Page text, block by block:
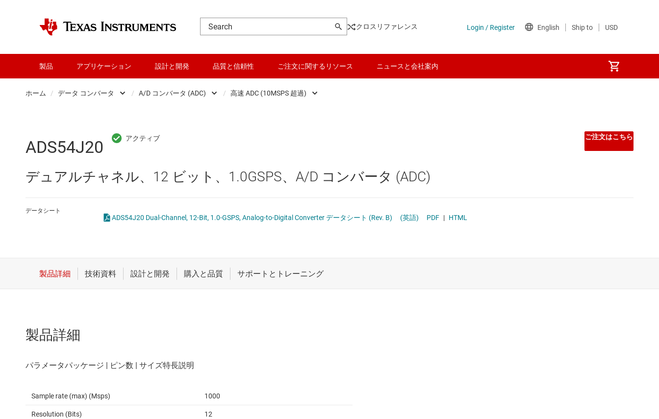
クロスリファレンス
製品 アプリケーション 設計と開発 品質と信頼性 ご注文に関するリソース ニュースと会社案内
ホーム / データ コンバータ
RF とマイクロ波
インターフェイス
クロックとタイミング
マイコン (MCU) / プロセッサ
ロジックと電圧変換
/ A/D コンバータ (ADC)
Other data converters
統合型やスペシャル ファンクションの各データ コンバータ
/ 高速 ADC (10MSPS 超過)
ADS54J20
デュアルチャネル、12 ビット、1.0GSPS、A/D コンバータ (ADC)
ご注文はこちら
データシート
ADS54J20 Dual-Channel, 12-Bit, 1.0-GSPS, Analog-to-Digital Converter データシート (Rev. B) (英語) PDF | HTML
製品詳細
Sample rate (max) (Msps) 1000
Resolution (Bits) 12